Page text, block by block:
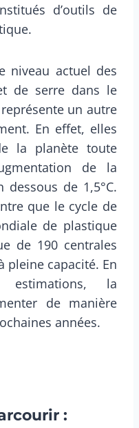
d’outils de
niveau actuel des
de serre dans le
un autre
En effet, elles
la planète toute
de la
de 1,5°C.
que le cycle de
de plastique
de 190 centrales
pleine capacité. En
la
de manière
années.
: